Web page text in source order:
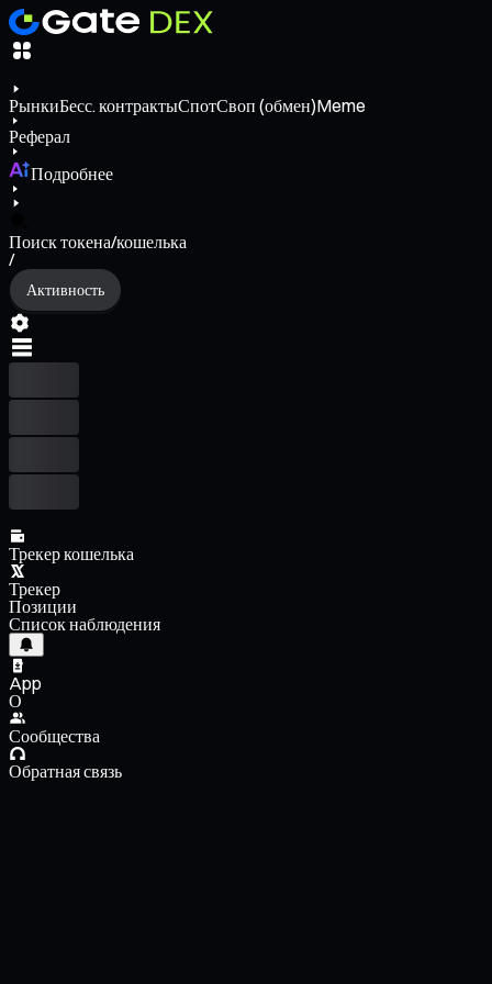
РынкиБесс. контрактыСпотСвоп (обмен)Meme
Реферал
Подробнее
Поиск токена/кошелька
/
Активность
Трекер кошелька
Трекер
Позиции
Список наблюдения
App
О
Сообщества
Обратная связь